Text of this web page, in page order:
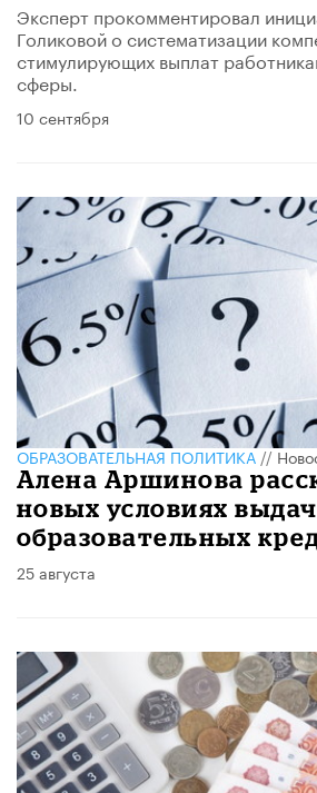
Эксперт прокомментировал
Голиковой о систематизации
стимулирующих выплат
сферы.
10 сентября
ОБРАЗОВАТЕЛЬНАЯ ПОЛИТИКА//
Алена Аршинова
новых условиях
образовательных
25 августа